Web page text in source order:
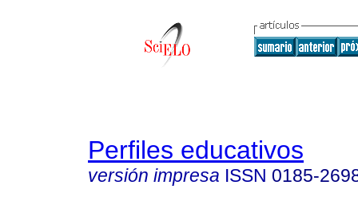
Perfiles educativos
versión impresa ISSN 0185-